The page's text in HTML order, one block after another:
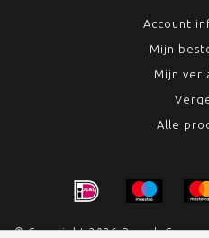
Account
Mijn
Mijn
Alle
© Copyright 2026 Rumah